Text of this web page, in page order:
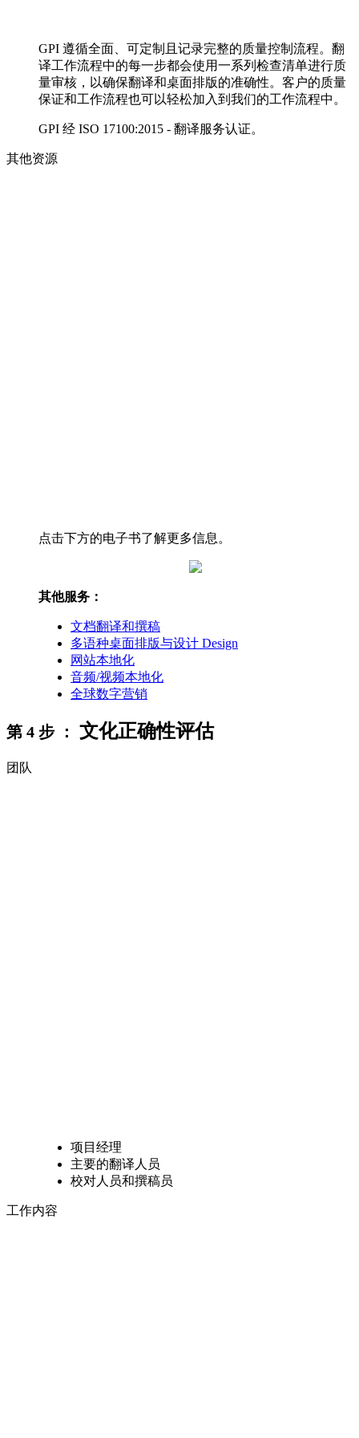
GPI 遵循全面、可定制且记录完整的质量控制流程。翻
译工作流程中的每一步都会使用一系列检查清单进行质
量审核，以确保翻译和桌面排版的准确性。客户的质量
保证和工作流程也可以轻松加入到我们的工作流程中。
GPI 经 ISO 17100:2015 - 翻译服务认证。
其他资源
点击下方的电子书了解更多信息。
其他服务：
文档翻译和撰稿
多语种桌面排版与设计 Design
网站本地化
音频/视频本地化
全球数字营销
第 4 步 ： 文化正确性评估
团队
项目经理
主要的翻译人员
校对人员和撰稿员
工作内容